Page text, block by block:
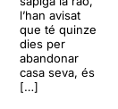
l’han avisat
que té quinze
dies per
abandonar
casa seva, és
[…]